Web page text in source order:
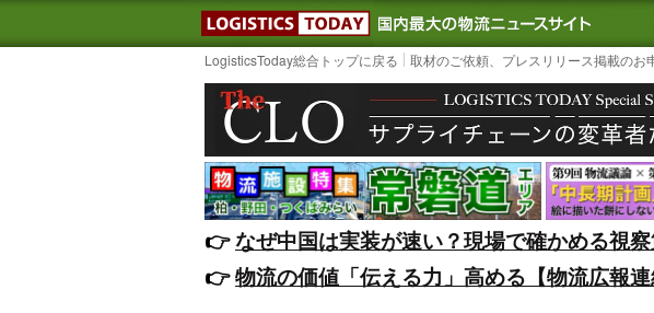
LOGISTICS TODAY｜国内最大の物
LogisticsToday総合トップに戻る 取材のご依頼、プレスリリース掲載のお
👉️なぜ中国は実装が速い？現場で確かめる視
👉️物流の価値「伝える力」高める【物流広報